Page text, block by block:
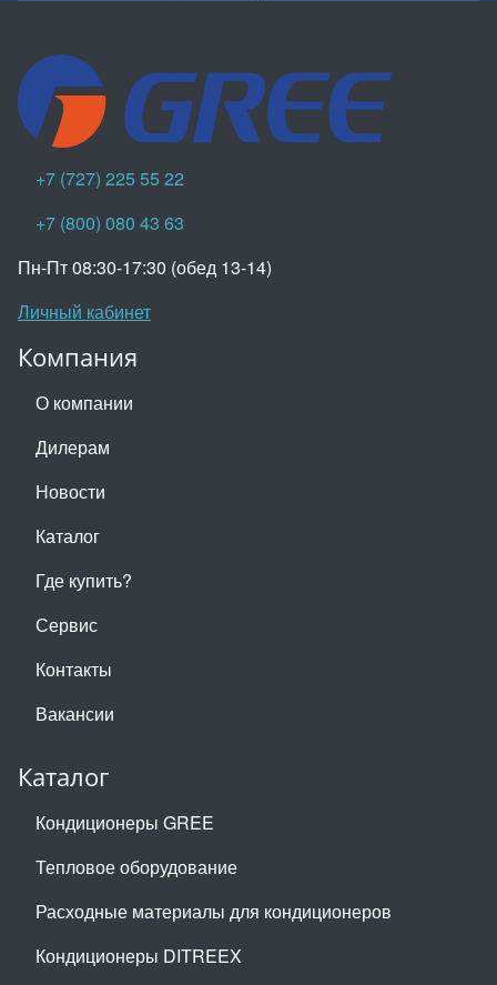
+7 (727) 225 55 22
+7 (800) 080 43 63
Пн-Пт 08:30-17:30 (обед 13-14)
Личный кабинет
Компания
О компании
Дилерам
Новости
Каталог
Где купить?
Сервис
Контакты
Вакансии
Каталог
Кондиционеры GREE
Тепловое оборудование
Расходные материалы для кондиционеров
Кондиционеры DITREEX